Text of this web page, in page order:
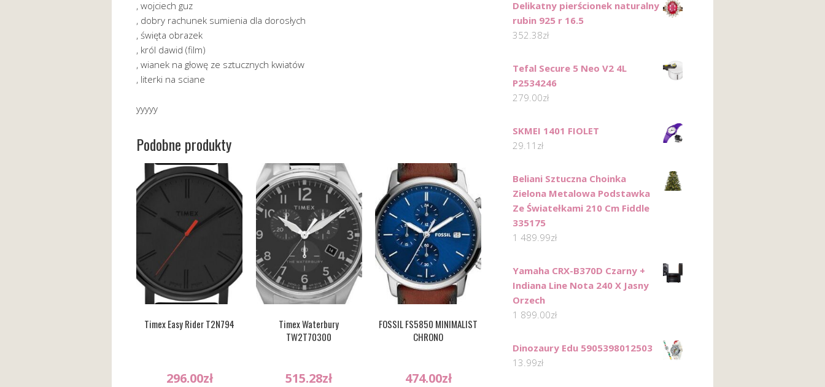
, wojciech guz
, dobry rachunek sumienia dla dorosłych
, święta obrazek
, król dawid (film)
, wianek na głowę ze sztucznych kwiatów
, literki na sciane
yyyyy
Podobne produkty
Timex Easy Rider T2N794
296.00zł
Timex Waterbury
TW2T70300
515.28zł
FOSSIL FS5850 MINIMALIST
CHRONO
474.00zł
Delikatny pierścionek naturalny
rubin 925 r 16.5
352.38zł
Tefal Secure 5 Neo V2 4L
P2534246
279.00zł
SKMEI 1401 FIOLET
29.11 zł
Beliani Sztuczna Choinka
Zielona Metalowa Podstawka
Ze Światełkami 210 Cm Fiddle
335175
1 489.99zł
Yamaha CRX-B370D Czarny +
Indiana Line Nota 240 X Jasny
Orzech
1 899.00zł
Dinozaury Edu 5905398012503
13.99zł